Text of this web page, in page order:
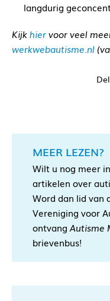
langdurig
Kijkhiervoor veel
werkwebautisme.nl
MEER LEZEN?
Wilt u nog meer
artikelen over
Word dan lid van
Vereniging voor
ontvang Autisme
brievenbus!